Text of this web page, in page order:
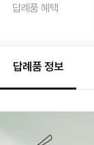
답례품 혜택
답례품 정보